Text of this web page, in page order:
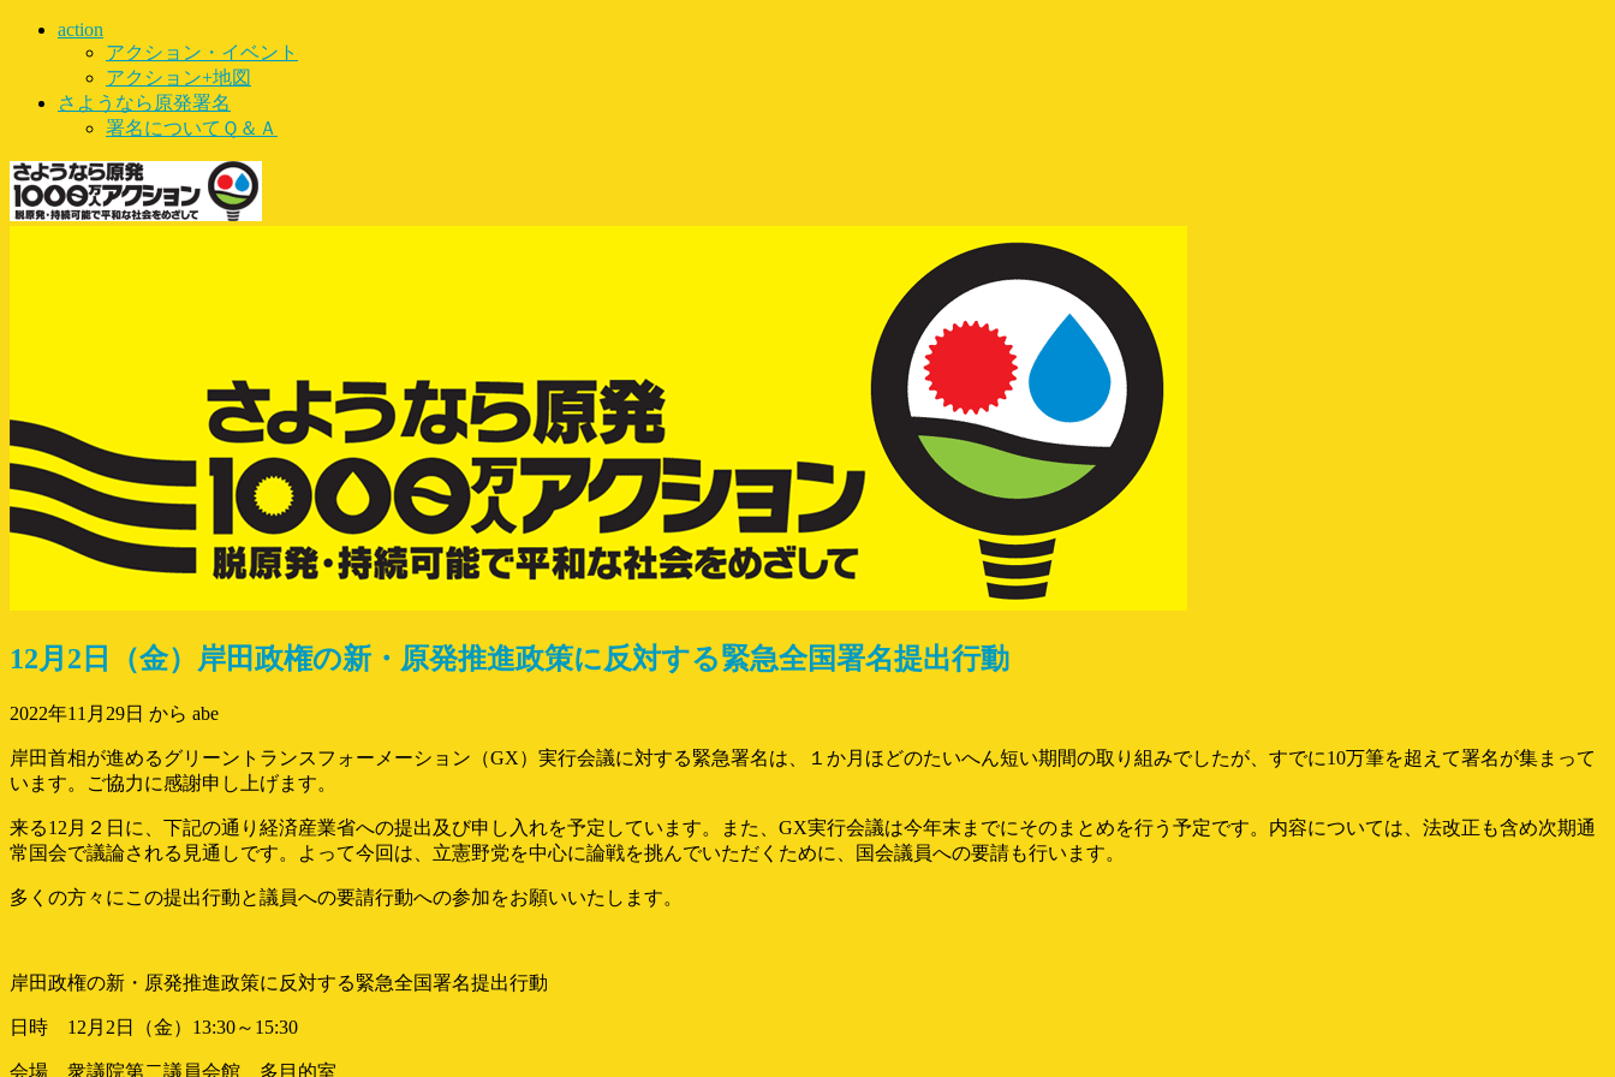
action
アクション・イベント
アクション+地図
さようなら原発署名
署名についてＱ＆Ａ
12月2日（金）岸田政権の新・原発推進政策に反対する緊急全国署名提出行動
2022年11月29日 から abe
岸田首相が進めるグリーントランスフォーメーション（GX）実行会議に対する緊急署名は、１か月ほどのたいへん短い期間の取り組みでしたが、すでに10万筆を超えて署名が集まって
います。ご協力に感謝申し上げます。
来る12月２日に、下記の通り経済産業省への提出及び申し入れを予定しています。また、GX実行会議は今年末までにそのまとめを行う予定です。内容については、法改正も含め次期通
常国会で議論される見通しです。よって今回は、立憲野党を中心に論戦を挑んでいただくために、国会議員への要請も行います。
多くの方々にこの提出行動と議員への要請行動への参加をお願いいたします。
岸田政権の新・原発推進政策に反対する緊急全国署名提出行動
日時 12月2日（金）13:30～15:30
会場 衆議院第二議員会館 多目的室